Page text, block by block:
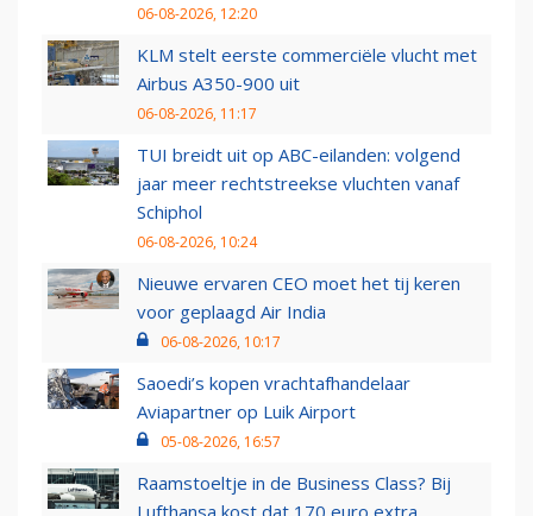
06-08-2026, 12:20
KLM stelt eerste commerciële vlucht met
Airbus A350-900 uit
06-08-2026, 11:17
TUI breidt uit op ABC-eilanden: volgend
jaar meer rechtstreekse vluchten vanaf
Schiphol
06-08-2026, 10:24
Nieuwe ervaren CEO moet het tij keren
voor geplaagd Air India
06-08-2026, 10:17
Saoedi’s kopen vrachtafhandelaar
Aviapartner op Luik Airport
05-08-2026, 16:57
Raamstoeltje in de Business Class? Bij